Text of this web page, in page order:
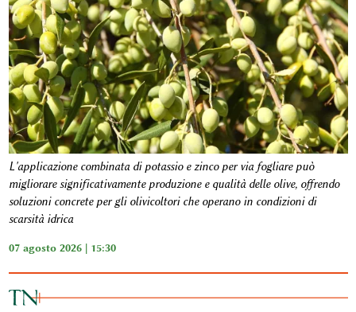
L'applicazione combinata di potassio e zinco per via fogliare può
migliorare significativamente produzione e qualità delle olive, offrendo
soluzioni concrete per gli olivicoltori che operano in condizioni di
scarsità idrica
07 agosto 2026 | 15:30